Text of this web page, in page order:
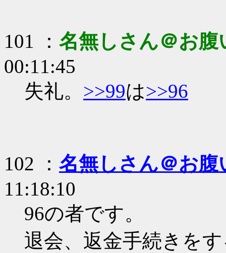
101 ： 名無しさん＠お腹
00:11:45
失礼。 >>99は>>96
102 ： 名無しさん＠お腹
11:18:10
96の者です。
退会、返金手続きを